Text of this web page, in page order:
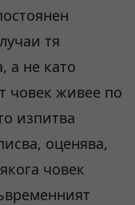
тя
а не като
човек живее по
изпитва
оценява,
човек